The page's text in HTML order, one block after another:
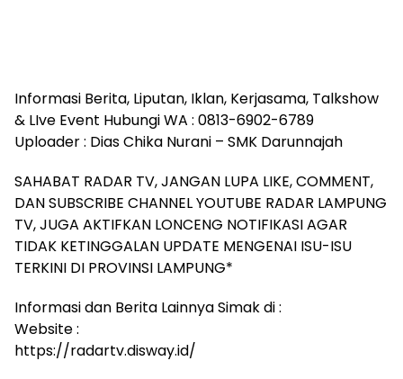
Informasi Berita, Liputan, Iklan, Kerjasama, Talkshow
& LIve Event Hubungi WA : 0813-6902-6789
Uploader : Dias Chika Nurani – SMK Darunnajah
SAHABAT RADAR TV, JANGAN LUPA LIKE, COMMENT,
DAN SUBSCRIBE CHANNEL YOUTUBE RADAR LAMPUNG
TV, JUGA AKTIFKAN LONCENG NOTIFIKASI AGAR
TIDAK KETINGGALAN UPDATE MENGENAI ISU-ISU
TERKINI DI PROVINSI LAMPUNG*
Informasi dan Berita Lainnya Simak di :
Website :
https://radartv.disway.id/